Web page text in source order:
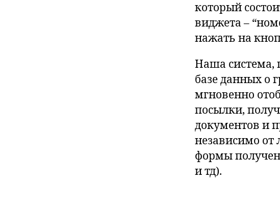
который
виджета –
нажать на
Наша система,
базе данных о
мгновенно
посылки,
документов и
независимо от
формы
и тд).